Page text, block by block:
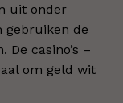
uit onder
gebruiken de
casino’s –
om geld wit